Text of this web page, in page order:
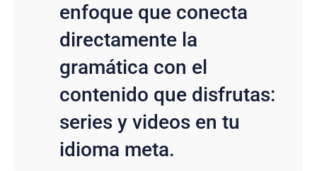
enfoque que conecta
directamente la
gramática con el
contenido que disfrutas:
series y videos en tu
idioma meta.